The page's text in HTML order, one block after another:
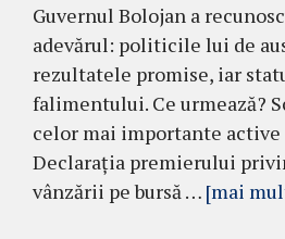
Guvernul Bolojan a
adevărul: politicile lui de
rezultatele promise, iar
falimentului. Ce urmează?
celor mai importante active
Declarația premierului
vânzării pe bursă … [mai